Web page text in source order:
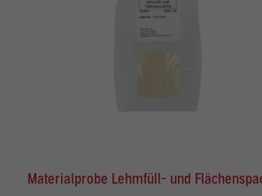
Materialprobe Lehmfüll- und